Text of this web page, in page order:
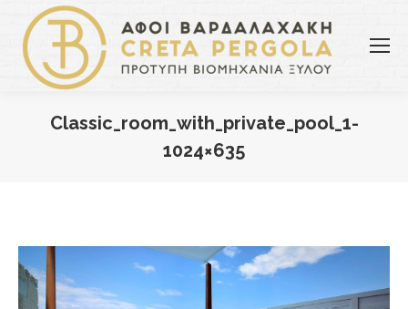
Classic_room_with_private_pool_1-
1024×635